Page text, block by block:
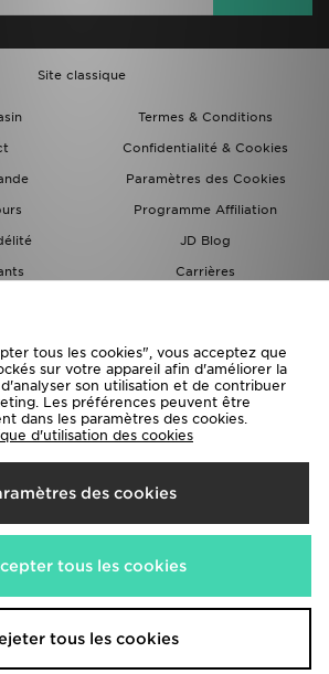
Site classique
Termes & Conditions
Confidentialité & Cookies
Paramètres des Cookies
Programme Affiliation
JD Blog
Carrières
Livraison Vers
les méthodes de paiement suivantes
site corporate www.jdplc.com
tous les cookies", vous acceptez que
sur votre appareil afin d'améliorer la
son utilisation et de contribuer
Les préférences peuvent être
dans les paramètres des cookies.
d'utilisation des cookies
des cookies
tous les cookies
tous les cookies